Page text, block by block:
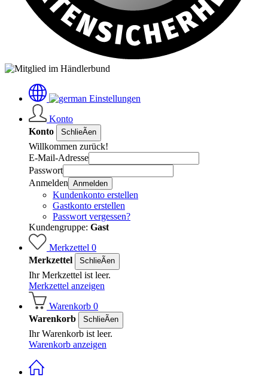
Einstellungen
Konto
Konto
SchlieÃen
Willkommen zurück!
E-Mail-Adresse
Passwort
Anmelden Anmelden
Kundenkonto erstellen
Gastkonto erstellen
Passwort vergessen?
Kundengruppe: Gast
Merkzettel 0
Merkzettel
SchlieÃen
Ihr Merkzettel ist leer.
Merkzettel anzeigen
Warenkorb 0
Warenkorb
SchlieÃen
Ihr Warenkorb ist leer.
Warenkorb anzeigen